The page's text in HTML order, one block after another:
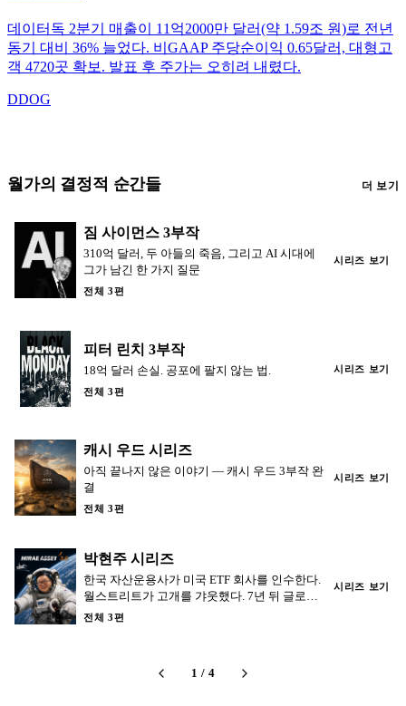
데이터독 2분기 매출이 11억2000만 달러(약 1.59조 원)로 전년
동기 대비 36% 늘었다. 비GAAP 주당순이익 0.65달러, 대형고
객 4720곳 확보. 발표 후 주가는 오히려 내렸다.
DDOG
월가의 결정적 순간들 더 보기
짐 사이먼스 3부작
310억 달러, 두 아들의 죽음, 그리고 AI 시대에
그가 남긴 한 가지 질문
전체 3편
시리즈 보기
피터 린치 3부작
18억 달러 손실. 공포에 팔지 않는 법.
전체 3편
시리즈 보기
캐시 우드 시리즈
아직 끝나지 않은 이야기 — 캐시 우드 3부작 완
결
전체 3편
시리즈 보기
박현주 시리즈
한국 자산운용사가 미국 ETF 회사를 인수한다.
월스트리트가 고개를 갸웃했다. 7년 뒤 글로벌
X 운용자산은 50조 원을 넘었다.
전체 3편
시리즈 보기
1 / 4